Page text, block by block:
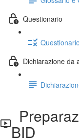
Questionario
Questionario
Dichiarazione da
BID